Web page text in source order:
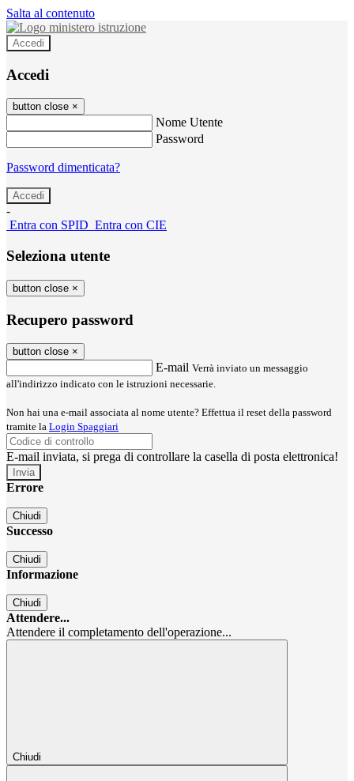
Salta al contenuto
Accedi
Accedi
button close ×
Nome Utente
Password
Password dimenticata?
-
Entra con SPID Entra con CIE
Seleziona utente
button close ×
Recupero password
button close ×
E-mail Verrà inviato un messaggio
all'indirizzo indicato con le istruzioni necessarie.
Non hai una e-mail associata al nome utente? Effettua il reset della password
tramite la Login Spaggiari
E-mail inviata, si prega di controllare la casella di posta elettronica!
Errore
Chiudi
Successo
Chiudi
Informazione
Chiudi
Attendere...
Attendere il completamento dell'operazione...
Chiudi